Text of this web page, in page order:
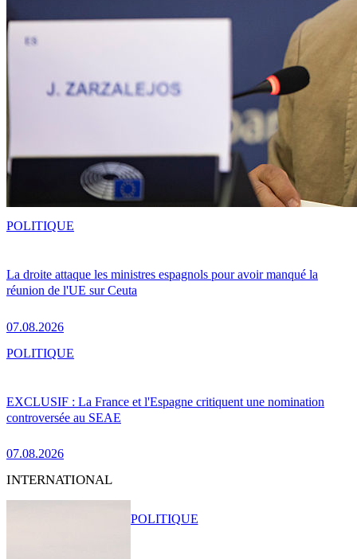
La droite attaque les ministres espagnols pour avoir manqué la
réunion de l'UE sur Ceuta
07.08.2026
POLITIQUE
EXCLUSIF : La France et l'Espagne critiquent une nomination
controversée au SEAE
07.08.2026
POLITIQUE
INTERNATIONAL
POLITIQUE